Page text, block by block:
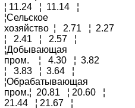
¦ 11.24 ¦ 11.14 ¦
¦Сельское
хозяйство ¦ 2.71 ¦ 2.27
¦ 2.41 ¦ 2.57 ¦
¦Добывающая
пром. ¦ 4.30 ¦ 3.82
¦ 3.83 ¦ 3.64 ¦
¦Обрабатывающая
пром.¦ 20.81 ¦ 20.60 ¦
21.44 ¦ 21.67 ¦